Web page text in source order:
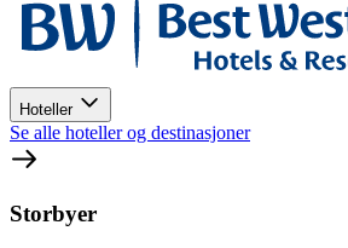
Hoteller
Se alle hoteller og destinasjoner
Storbyer